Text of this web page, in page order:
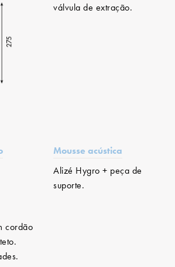
válvula de extração.
cordão
Mousse acústica
Alizé Hygro + peça de
suporte.